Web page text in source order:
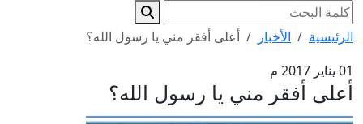
الرئيسية الأخبار
أعلى أفقر مني يا رسول الله؟
01 يناير 2017 م
أعلى أفقر مني يا رسول الله؟